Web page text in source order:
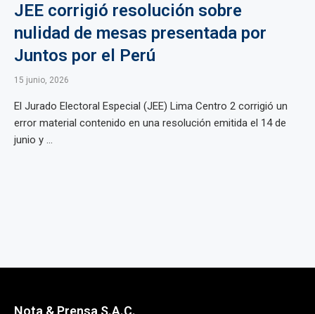
JEE corrigió resolución sobre
nulidad de mesas presentada por
Juntos por el Perú
15 junio, 2026
El Jurado Electoral Especial (JEE) Lima Centro 2 corrigió un
error material contenido en una resolución emitida el 14 de
junio y ...
Nota & Prensa S.A.C.